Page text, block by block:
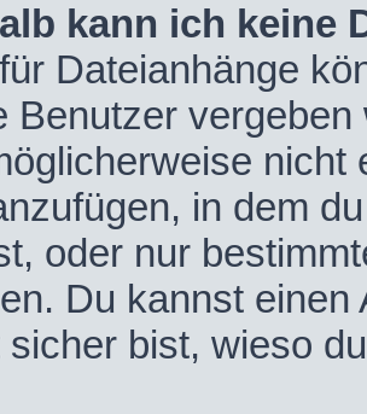
kann ich keine
Dateianhänge
Benutzer
nicht
in dem
oder nur
Du kannst
sicher bist, wieso